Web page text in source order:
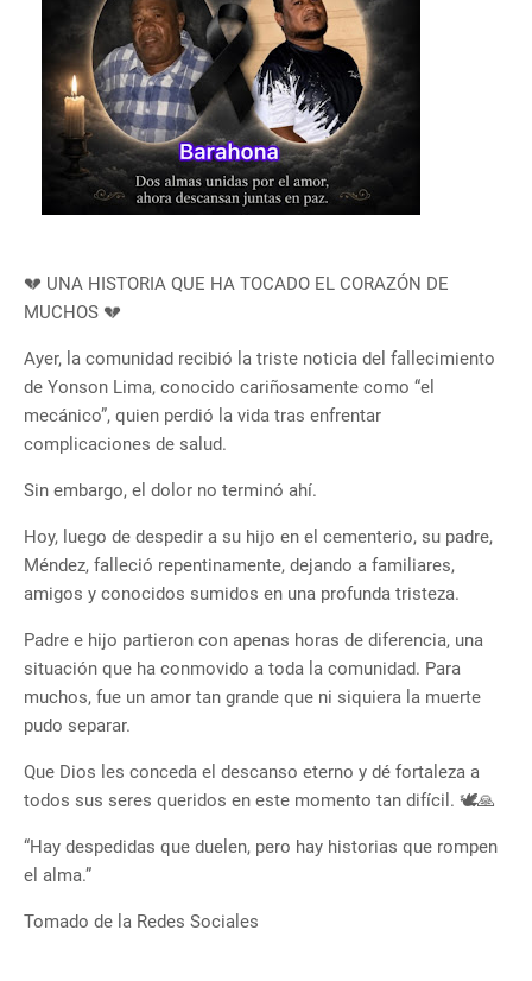
💔 UNA HISTORIA QUE HA TOCADO EL CORAZÓN DE
MUCHOS 💔
Ayer, la comunidad recibió la triste noticia del fallecimiento
de Yonson Lima, conocido cariñosamente como “el
mecánico”, quien perdió la vida tras enfrentar
complicaciones de salud.
Sin embargo, el dolor no terminó ahí.
Hoy, luego de despedir a su hijo en el cementerio, su padre,
Méndez, falleció repentinamente, dejando a familiares,
amigos y conocidos sumidos en una profunda tristeza.
Padre e hijo partieron con apenas horas de diferencia, una
situación que ha conmovido a toda la comunidad. Para
muchos, fue un amor tan grande que ni siquiera la muerte
pudo separar.
Que Dios les conceda el descanso eterno y dé fortaleza a
todos sus seres queridos en este momento tan difícil. 🕊️🙏
“Hay despedidas que duelen, pero hay historias que rompen
el alma.”
Tomado de la Redes Sociales